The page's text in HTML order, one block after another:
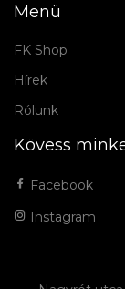
Menü
FK Shop
Hírek
Rólunk
Kövess
Facebook
Instagram